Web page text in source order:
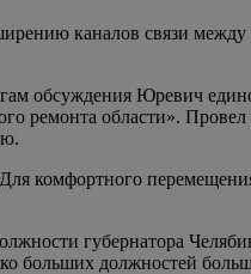
каналов связи
обсуждения Юревич
ремонта области».
комфортного
губернатора
больших должностей